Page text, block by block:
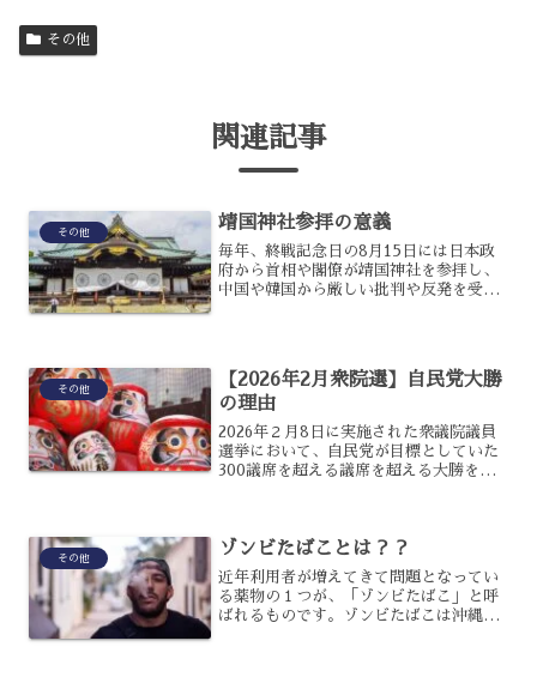
その他
関連記事
その他 靖国神社参拝の意義
毎年、終戦記念日の8月15日には日本政
府から首相や閣僚が靖国神社を参拝し、
中国や韓国から厳しい批判や反発を受け
うか？靖国参拝の意義に...
その他
【2026年2月衆院選】自民党大勝
の理由
2026年２月8日に実施された衆議院議員
選挙において、自民党が目標としていた
300議席を超える議席を超える大勝を収
か？自民党大勝の理...
その他 ゾンビたばことは？？
近年利用者が増えてきて問題となってい
る薬物の１つが、「ゾンビたばこ」と呼
ばれるものです。ゾンビたばこは沖縄か